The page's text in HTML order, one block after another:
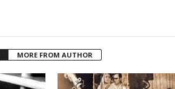
MORE FROM AUTHOR